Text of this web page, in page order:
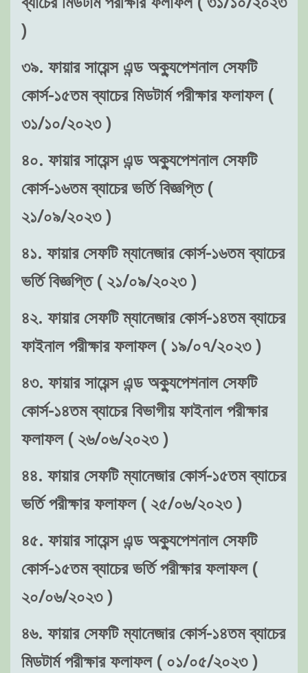
)
৩৯. ফায়ার সায়েন্স এন্ড অক্যুপেশনাল সেফটি
কোর্স-১৫তম ব্যাচের মিডটার্ম পরীক্ষার ফলাফল (
৩১/১০/২০২৩ )
৪০. ফায়ার সায়েন্স এন্ড অক্যুপেশনাল সেফটি
কোর্স-১৬তম ব্যাচের ভর্তি বিজ্ঞপ্তি (
২১/০৯/২০২৩ )
৪১. ফায়ার সেফটি ম্যানেজার কোর্স-১৬তম ব্যাচের
ভর্তি বিজ্ঞপ্তি ( ২১/০৯/২০২৩ )
৪২. ফায়ার সেফটি ম্যানেজার কোর্স-১৪তম ব্যাচের
ফাইনাল পরীক্ষার ফলাফল ( ১৯/০৭/২০২৩ )
৪৩. ফায়ার সায়েন্স এন্ড অক্যুপেশনাল সেফটি
কোর্স-১৪তম ব্যাচের বিভাগীয় ফাইনাল পরীক্ষার
ফলাফল ( ২৬/০৬/২০২৩ )
৪৪. ফায়ার সেফটি ম্যানেজার কোর্স-১৫তম ব্যাচের
ভর্তি পরীক্ষার ফলাফল ( ২৫/০৬/২০২৩ )
৪৫. ফায়ার সায়েন্স এন্ড অক্যুপেশনাল সেফটি
কোর্স-১৫তম ব্যাচের ভর্তি পরীক্ষার ফলাফল (
২০/০৬/২০২৩ )
৪৬. ফায়ার সেফটি ম্যানেজার কোর্স-১৪তম ব্যাচের
মিডটার্ম পরীক্ষার ফলাফল ( ০১/০৫/২০২৩ )